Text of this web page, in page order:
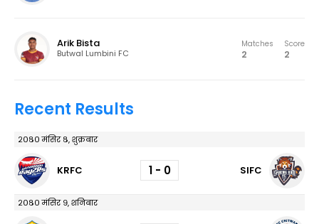
Arik Bista
Butwal Lumbini FC
Matches
2
Score
2
Recent Results
२०८० मंसिर ८, शुक्रबार
KRFC 1 - 0 SIFC
२०८० मंसिर ९, शनिबार